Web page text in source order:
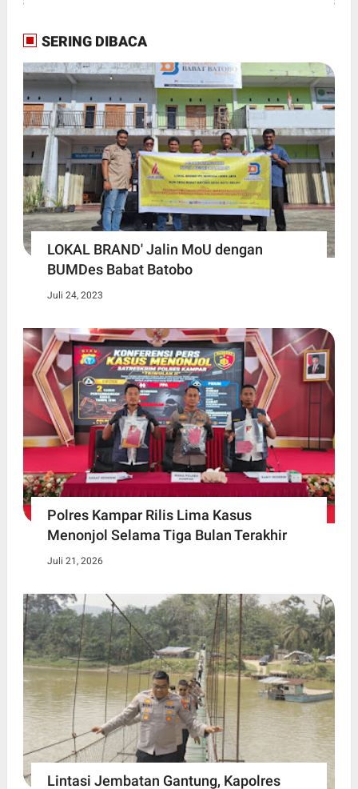
SERING DIBACA
LOKAL BRAND' Jalin MoU dengan
BUMDes Babat Batobo
Juli 24, 2023
Polres Kampar Rilis Lima Kasus
Menonjol Selama Tiga Bulan Terakhir
Juli 21, 2026
Lintasi Jembatan Gantung, Kapolres